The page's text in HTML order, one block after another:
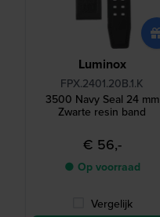
Luminox
FPX.2401.20B.1.K
3500 Navy Seal 24 mm
Zwarte resin band
€ 56,-
● Op voorraad
Vergelijk